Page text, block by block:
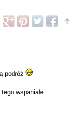
podróż
wspaniałe